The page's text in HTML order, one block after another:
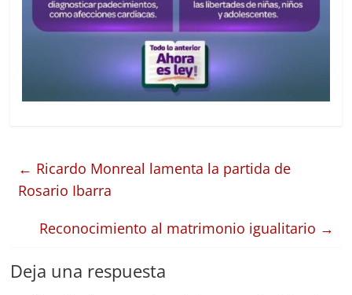
← Ricardo Monreal lamenta la partida de
Rosario Ibarra
Reconocimiento al matrimonio igualitario →
Deja una respuesta